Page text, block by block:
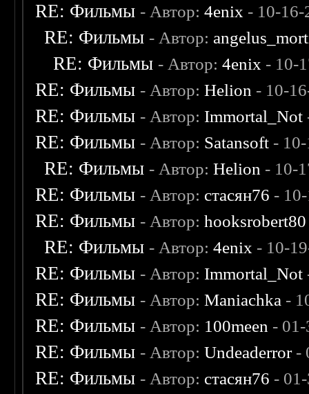
RE: Фильмы - Автор:4enix - 10-
RE: Фильмы - Автор:
RE: Фильмы - Автор:4enix - 10-
RE: Фильмы - Автор:Helion - 10-
RE: Фильмы - Автор: Immortal_Not
RE: Фильмы - Автор: Satansoft -
RE: Фильмы - Автор:Helion - 10-
RE: Фильмы - Автор: стасян76 -
RE: Фильмы - Автор:hooksrobert80
RE: Фильмы - Автор:4enix - 10-
RE: Фильмы - Автор: Immortal_Not
RE: Фильмы - Автор:Maniachka -
RE: Фильмы - Автор: 100meen -
RE: Фильмы - Автор:Undeaderror-
RE: Фильмы - Автор: стасян76 -